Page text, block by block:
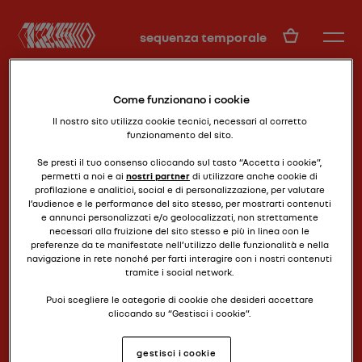
sequenza temporale IT
low-cost anni ‘30
CELTAQUATRE (ZR2)
Come funzionano i cookie
Il nostro sito utilizza cookie tecnici, necessari al corretto
funzionamento del sito.
Se presti il tuo consenso cliccando sul tasto “Accetta i cookie”,
permetti a noi e ai nostri partner di utilizzare anche cookie di
profilazione e analitici, social e di personalizzazione, per valutare
l’audience e le performance del sito stesso, per mostrarti contenuti
e annunci personalizzati e/o geolocalizzati, non strettamente
necessari alla fruizione del sito stesso e più in linea con le
preferenze da te manifestate nell’utilizzo delle funzionalità e nella
navigazione in rete nonché per farti interagire con i nostri contenuti
tramite i social network.
Puoi scegliere le categorie di cookie che desideri accettare
cliccando su “Gestisci i cookie”.
Se chiudi il banner cliccando il pulsante posto in alto a destra,
continuerai a navigare senza accettare cookie diversi da quelli
gestisci i cookie